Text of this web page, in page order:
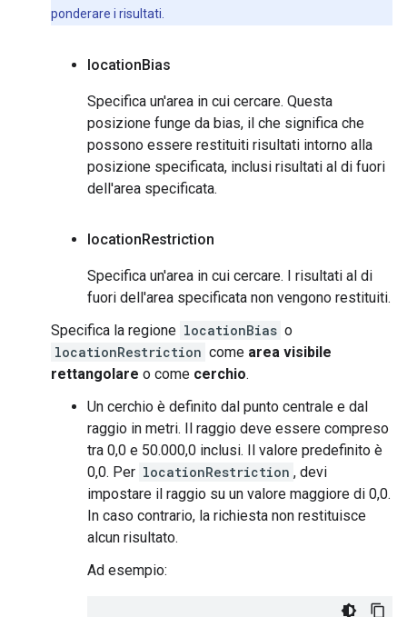
ponderare i risultati.
locationBias
Specifica un'area in cui cercare. Questa
posizione funge da bias, il che significa che
possono essere restituiti risultati intorno alla
posizione specificata, inclusi risultati al di fuori
dell'area specificata.
locationRestriction
Specifica un'area in cui cercare. I risultati al di
fuori dell'area specificata non vengono restituiti.
Specifica la regione locationBias o
locationRestriction come area visibile
rettangolare o come cerchio.
Un cerchio è definito dal punto centrale e dal
raggio in metri. Il raggio deve essere compreso
tra 0,0 e 50.000,0 inclusi. Il valore predefinito è
0,0. Per locationRestriction , devi
impostare il raggio su un valore maggiore di 0,0.
In caso contrario, la richiesta non restituisce
alcun risultato.
Ad esempio: